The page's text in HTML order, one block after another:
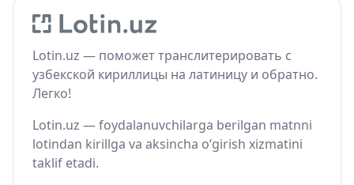
Lotin.uz — поможет транслитерировать с
узбекской кириллицы на латиницу и обратно.
Легко!
Lotin.uz — foydalanuvchilarga berilgan matnni
lotindan kirillga va aksincha o‘girish xizmatini
taklif etadi.